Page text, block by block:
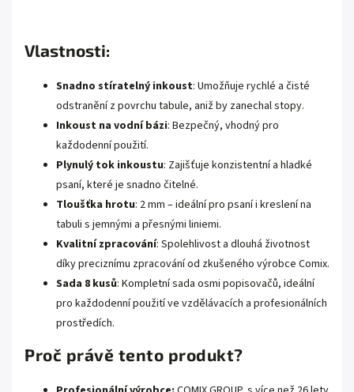
Vlastnosti:
Snadno stíratelný inkoust: Umožňuje rychlé a čisté
odstranění z povrchu tabule, aniž by zanechal stopy.
Inkoust na vodní bázi: Bezpečný, vhodný pro
každodenní použití.
Plynulý tok inkoustu: Zajišťuje konzistentní a hladké
psaní, které je snadno čitelné.
Tloušťka hrotu: 2 mm – ideální pro psaní i kreslení na
tabuli s jemnými a přesnými liniemi.
Kvalitní zpracování: Spolehlivost a dlouhá životnost
díky preciznímu zpracování od zkušeného výrobce Comix.
Sada 8 kusů: Kompletní sada osmi popisovačů, ideální
pro každodenní použití ve vzdělávacích a profesionálních
prostředích.
Proč právě tento produkt?